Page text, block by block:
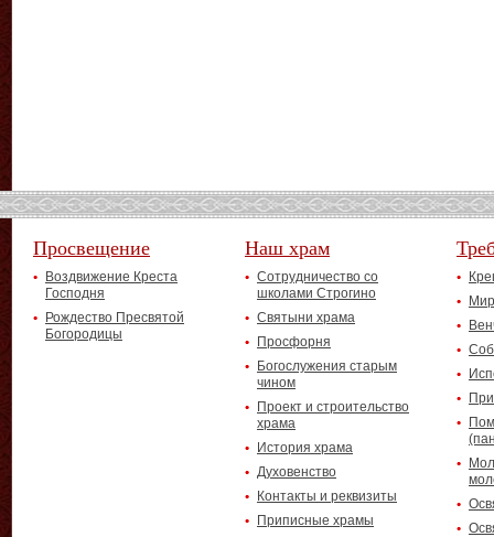
Просвещение
Воздвижение Креста
Господня
Рождество Пресвятой
Богородицы
Наш храм
Сотрудничество со
школами Строгино
Святыни храма
Просфорня
Богослужения старым
чином
Проект и строительство
храма
История храма
Духовенство
Контакты и реквизиты
Приписные храмы